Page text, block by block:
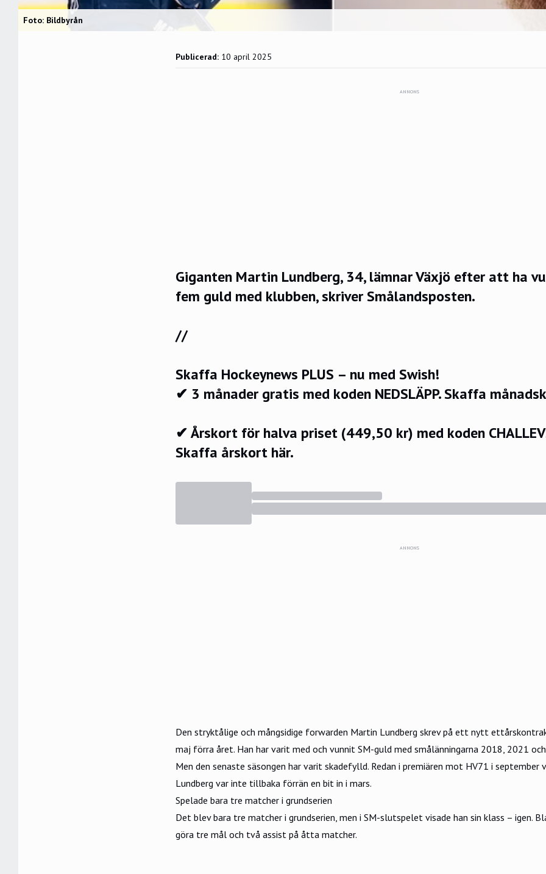
Foto: Bildbyrån
Publicerad: 10 april 2025
ANNONS
Giganten Martin Lundberg, 34, lämnar Växjö efter att ha
fem guld med klubben, skriverSmålandsposten.
//
Skaffa Hockeynews PLUS – nu med Swish!
✔ 3 månader gratis med koden NEDSLÄPP.Skaffa
✔ Årskort för halva priset (449,50 kr) med koden
Skaffa årskort här.
ANNONS
Den stryktålige och mångsidige forwarden Martin Lundberg skrev på ett nytt
maj förra året. Han har varit med och vunnit SM-guld med smålänningarna 2018, 2021
Men den senaste säsongen har varit skadefylld. Redan i premiären mot HV71 i september
Lundberg var inte tillbaka förrän en bit in i mars.
Spelade bara tre matcher i grundserien
Det blev bara tre matcher i grundserien, men i SM-slutspelet visade han sin klass – igen.
göra tre mål och två assist på åtta matcher.